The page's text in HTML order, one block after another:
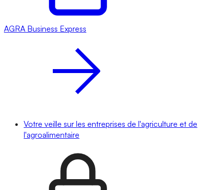
AGRA Business Express
Votre veille sur les entreprises de l'agriculture et de
l'agroalimentaire